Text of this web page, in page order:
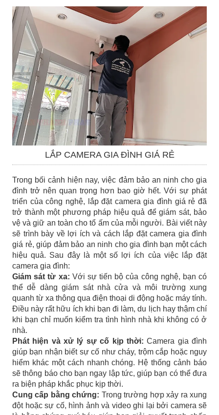
LẮP CAMERA GIA ĐÌNH GIÁ RẺ
Trong bối cảnh hiện nay, việc đảm bảo an ninh cho gia
đình trở nên quan trọng hơn bao giờ hết. Với sự phát
triển của công nghệ, lắp đặt camera gia đình giá rẻ đã
trở thành một phương pháp hiệu quả để giám sát, bảo
vệ và giữ an toàn cho tổ ấm của mỗi người. Bài viết này
sẽ trình bày về lợi ích và cách lắp đặt camera gia đình
giá rẻ, giúp đảm bảo an ninh cho gia đình bạn một cách
hiệu quả. Sau đây là một số lợi ích của việc lắp đặt
camera gia đình:
Giám sát từ xa: Với sự tiến bộ của công nghệ, bạn có
thể dễ dàng giám sát nhà cửa và môi trường xung
quanh từ xa thông qua điện thoại di động hoặc máy tính.
Điều này rất hữu ích khi bạn đi làm, du lịch hay thậm chí
khi bạn chỉ muốn kiểm tra tình hình nhà khi không có ở
nhà.
Phát hiện và xử lý sự cố kịp thời: Camera gia đình
giúp bạn nhận biết sự cố như cháy, trộm cắp hoặc nguy
hiểm khác một cách nhanh chóng. Hệ thống cảnh báo
sẽ thông báo cho bạn ngay lập tức, giúp bạn có thể đưa
ra biện pháp khắc phục kịp thời.
Cung cấp bằng chứng: Trong trường hợp xảy ra xung
đột hoặc sự cố, hình ảnh và video ghi lại bởi camera sẽ